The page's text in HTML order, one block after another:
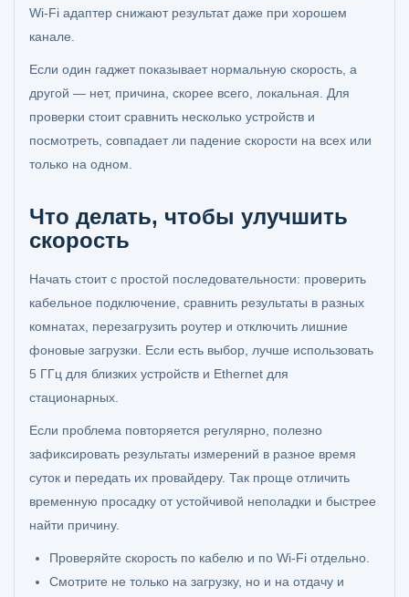
Wi‑Fi адаптер снижают результат даже при хорошем
канале.
Если один гаджет показывает нормальную скорость, а
другой — нет, причина, скорее всего, локальная. Для
проверки стоит сравнить несколько устройств и
посмотреть, совпадает ли падение скорости на всех или
только на одном.
Что делать, чтобы улучшить
скорость
Начать стоит с простой последовательности: проверить
кабельное подключение, сравнить результаты в разных
комнатах, перезагрузить роутер и отключить лишние
фоновые загрузки. Если есть выбор, лучше использовать
5 ГГц для близких устройств и Ethernet для
стационарных.
Если проблема повторяется регулярно, полезно
зафиксировать результаты измерений в разное время
суток и передать их провайдеру. Так проще отличить
временную просадку от устойчивой неполадки и быстрее
найти причину.
Проверяйте скорость по кабелю и по Wi‑Fi отдельно.
Смотрите не только на загрузку, но и на отдачу и